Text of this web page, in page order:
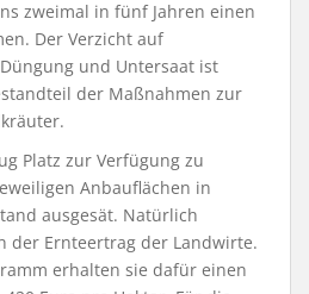
zweimal in fünf Jahren einen
Der Verzicht auf
und Untersaat ist
der Maßnahmen zur
Platz zur Verfügung zu
Anbauflächen in
ausgesät. Natürlich
der Ernteertrag der Landwirte.
erhalten sie dafür einen